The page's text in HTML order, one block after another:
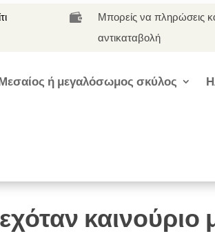

Μπορείς να πληρώσεις
αντικαταβολή
ή μεγαλόσωμος σκύλος